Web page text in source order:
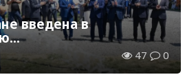
введена в
станция47 0